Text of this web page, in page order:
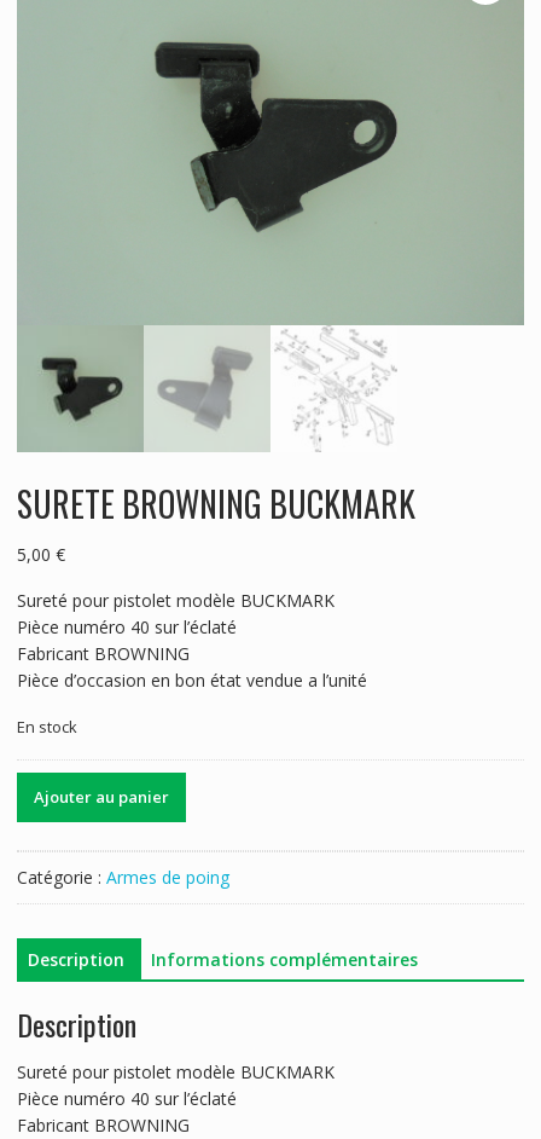
SURETE BROWNING BUCKMARK
5,00 €
Sureté pour pistolet modèle BUCKMARK
Pièce numéro 40 sur l’éclaté
Fabricant BROWNING
Pièce d’occasion en bon état vendue a l’unité
En stock
de
BUCKMARK
Ajouter au panier
Catégorie : Armes de poing
Description Informations complémentaires
Description
Sureté pour pistolet modèle BUCKMARK
Pièce numéro 40 sur l’éclaté
Fabricant BROWNING